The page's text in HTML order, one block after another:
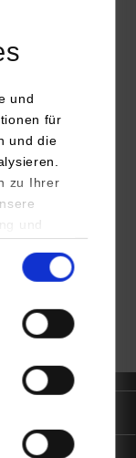
und
für
und die
zu Ihrer
und
Nutzung